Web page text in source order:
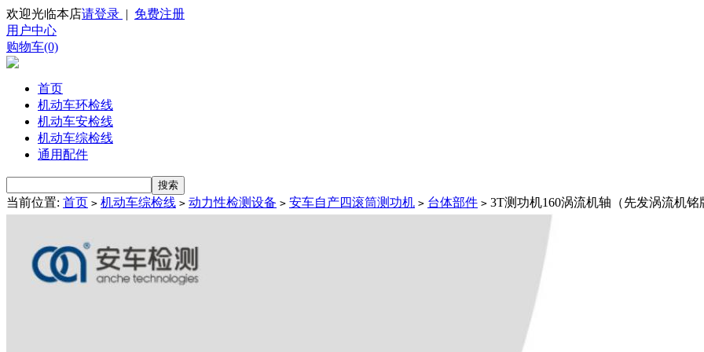
欢迎光临本店请登录 | 免费注册
用户中心
购物车(0)
首页
机动车环检线
机动车安检线
机动车综检线
通用配件
当前位置: 首页 > 机动车综检线 > 动力性检测设备 > 安车自产四滚筒测功机 > 台体部件 > 3T测功机160涡流机轴（先发涡流机铭